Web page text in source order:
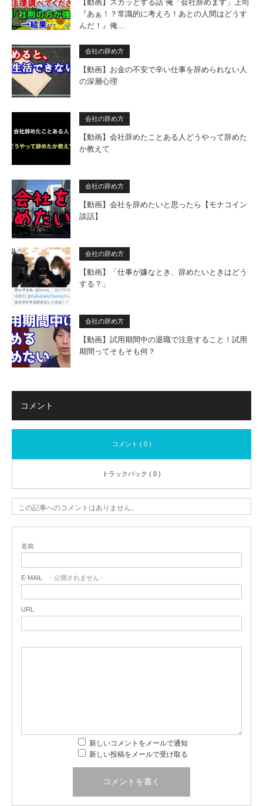
【動画】スカッとする話 俺「会社辞めます」上司
『あぁ！？常識的に考えろ！あとの人間はどうす
んだ！』俺…
会社の辞め方
【動画】お金の不安で辛い仕事を辞められない人
の深層心理
会社の辞め方
【動画】会社辞めたことある人どうやって辞めた
か教えて
会社の辞め方
【動画】会社を辞めたいと思ったら【モナコイン
談話】
会社の辞め方
【動画】「仕事が嫌なとき、辞めたいときはどう
する？」
会社の辞め方
【動画】試用期間中の退職で注意すること！試用
期間ってそもそも何？
コメント
コメント ( 0 )
トラックバック ( 0 )
この記事へのコメントはありません。
名前
E-MAIL - 公開されません -
URL
新しいコメントをメールで通知
新しい投稿をメールで受け取る